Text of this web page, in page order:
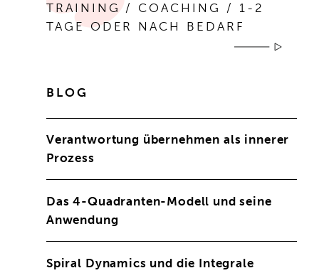
TRAINING / COACHING / 1-2
TAGE ODER NACH BEDARF
BLOG
Verantwortung übernehmen als innerer
Prozess
Das 4-Quadranten-Modell und seine
Anwendung
Spiral Dynamics und die Integrale